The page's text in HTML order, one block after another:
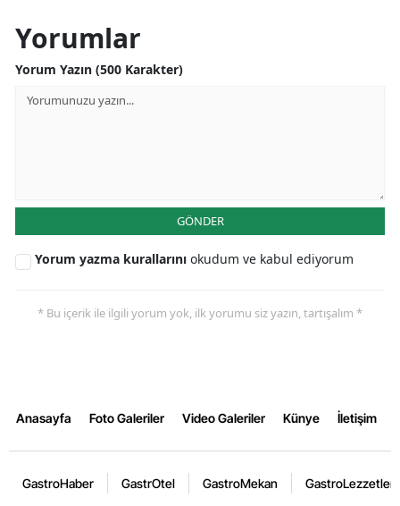
Yorumlar
Yorum Yazın (500 Karakter)
GÖNDER
Yorum yazma kurallarını okudum ve kabul ediyorum
* Bu içerik ile ilgili yorum yok, ilk yorumu siz yazın, tartışalım *
Anasayfa Foto Galeriler Video Galeriler Künye İletişim
GastroHaber GastrOtel GastroMekan GastroLezzetler